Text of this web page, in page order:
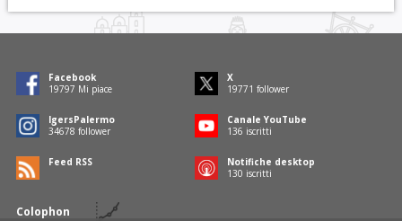
Colophon
Facebook
19797 Mi piace
X
19771 follower
IgersPalermo
34678 follower
Canale YouTube
136 iscritti
Feed RSS
Notifiche desktop
130 iscritti